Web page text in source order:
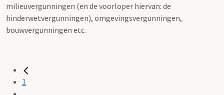
milieuvergunningen (en de voorloper hiervan: de
hinderwetvergunningen), omgevingsvergunningen,
bouwvergunningen etc.
1